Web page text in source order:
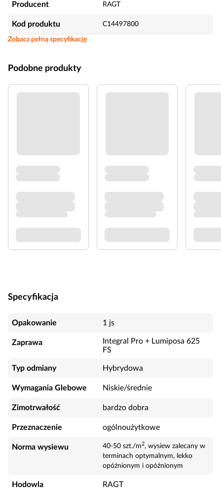
Producent RAGT
Kod produktu C14497800
Zobacz pełną specyfikację
Podobne produkty
Specyfikacja
Opakowanie 1 js
Zaprawa
Integral Pro + Lumiposa 625
FS
Typ odmiany Hybrydowa
Wymagania Glebowe Niskie/średnie
Zimotrwałość bardzo dobra
Przeznaczenie ogólnoużytkowe
Norma wysiewu 40-50 szt./m2, wysiew zalecany w
terminach optymalnym, lekko
opóźnionym i opóźnionym
Hodowla RAGT